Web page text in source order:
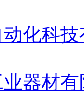
化科
业器材